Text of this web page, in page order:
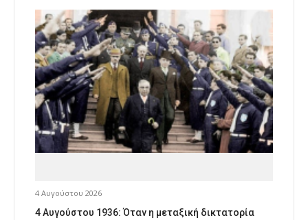
4 Αυγούστου 2026
4 Αυγούστου 1936: Όταν η μεταξική δικτατορία